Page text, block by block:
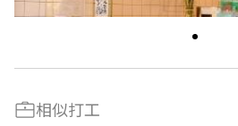
相似打工